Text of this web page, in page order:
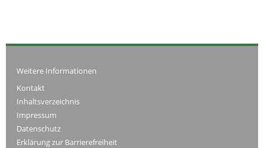
Weitere Informationen
Kontakt
Inhaltsverzeichnis
Impressum
Datenschutz
Erklärung zur Barrierefreiheit